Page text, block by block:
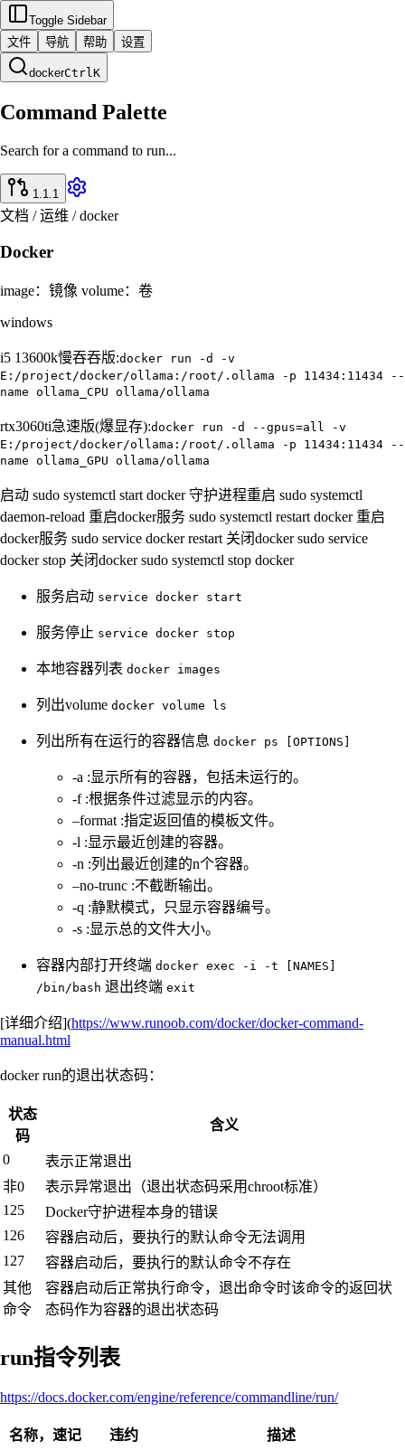
Toggle Sidebar
文件
导航 帮助 设置
dockerCtrlK
Command Palette
Search for a command to run...
1.1.1
文档 / 运维 / docker
Docker
image：镜像 volume：卷
windows
i5 13600k慢吞吞版:docker run -d -v
E:/project/docker/ollama:/root/.ollama -p 11434:11434 --
name ollama_CPU ollama/ollama
rtx3060ti急速版(爆显存):docker run -d --gpus=all -v
E:/project/docker/ollama:/root/.ollama -p 11434:11434 --
name ollama_GPU ollama/ollama
启动 sudo systemctl start docker 守护进程重启 sudo systemctl
daemon-reload 重启docker服务 sudo systemctl restart docker 重启
docker服务 sudo service docker restart 关闭docker sudo service
docker stop 关闭docker sudo systemctl stop docker
服务启动 service docker start
服务停止 service docker stop
本地容器列表 docker images
列出volume docker volume ls
列出所有在运行的容器信息 docker ps [OPTIONS]
-a :显示所有的容器，包括未运行的。
-f :根据条件过滤显示的内容。
–format :指定返回值的模板文件。
-l :显示最近创建的容器。
-n :列出最近创建的n个容器。
–no-trunc :不截断输出。
-q :静默模式，只显示容器编号。
-s :显示总的文件大小。
容器内部打开终端 docker exec -i -t [NAMES]
/bin/bash 退出终端 exit
[详细介绍](https://www.runoob.com/docker/docker-command-
manual.html
docker run的退出状态码：
状态
码
含义
0
表示正常退出
非0
表示异常退出（退出状态码采用chroot标准）
125
Docker守护进程本身的错误
126
容器启动后，要执行的默认命令无法调用
127
容器启动后，要执行的默认命令不存在
其他
命令
容器启动后正常执行命令，退出命令时该命令的返回状
态码作为容器的退出状态码
run指令列表
https://docs.docker.com/engine/reference/commandline/run/
名称，速记 违约 描述